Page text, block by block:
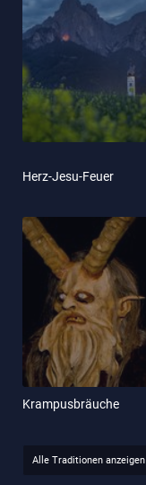
Herz-Jesu-Feuer
Krampusbräuche
Alle Traditionen anzeigen